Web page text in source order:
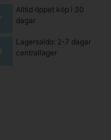
Alltid öppet köp i 30
dagar
Lagersaldo: 2-7 dagar
centrallager